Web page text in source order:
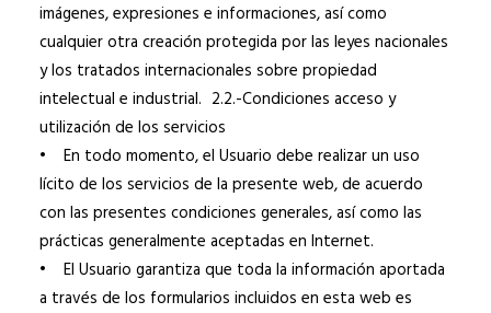
imágenes, expresiones e informaciones, así como
cualquier otra creación protegida por las leyes nacionales
y los tratados internacionales sobre propiedad
intelectual e industrial. 2.2.-Condiciones acceso y
utilización de los servicios
• En todo momento, el Usuario debe realizar un uso
lícito de los servicios de la presente web, de acuerdo
con las presentes condiciones generales, así como las
prácticas generalmente aceptadas en Internet.
• El Usuario garantiza que toda la información aportada
a través de los formularios incluidos en esta web es